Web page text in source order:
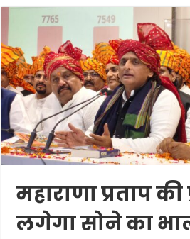
महाराणा प्रताप की
लगेगा सोने का